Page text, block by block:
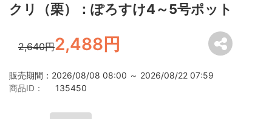
クリ（栗）：ぽろすけ4～5号ポット
2,640円2,488円
販売期間：2026/08/08 08:00 ～ 2026/08/22 07:59
商品ID：
135450